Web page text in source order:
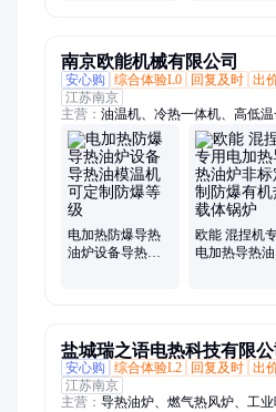
南京欧能机械有限公司
安心购
综合体验L0 回复及时 出
江苏南京
主营： 油温机、冷热一体机、高低
热油炉、防爆导热油炉、TCU控温
电加热防爆导热
油炉设备导热油
欧能 混捏机
电加热导热
盐城瑞之语电热科技有限公
安心购
综合体验L2 回复及时 出
江苏南京
主营： 导热油炉、燃气热风炉、工